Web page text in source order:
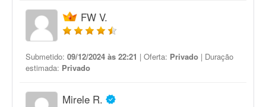
FW V.
Submetido: 09/12/2024 às 22:21 | Oferta: Privado | Duração
estimada: Privado
Mirele R.